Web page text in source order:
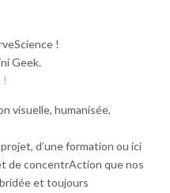
!
Geek.
!
visuelle, humanisée,
d’une formation ou ici
de concentrAction que nos
et toujours